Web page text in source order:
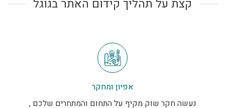
קצת על תהליך קידום האתר בגוגל
אפיון ומחקר
נעשה חקר שוק מקיף על התחום והמתחרים שלכם ,